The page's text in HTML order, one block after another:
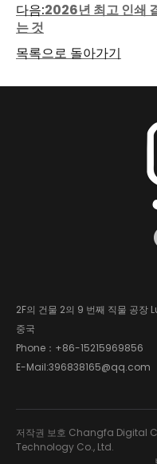
다음:2026년 최고 인쇄
는 것
목록으로 돌아가기
2F의 건물 2의 9 번째 직물 공
중국
Phone： +86-15215969856
E-Mail:396838165@qq.com
저작권 보호 Changfa Digital
Technology Co., Ltd.